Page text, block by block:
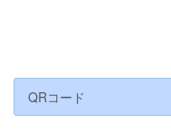
QRコード